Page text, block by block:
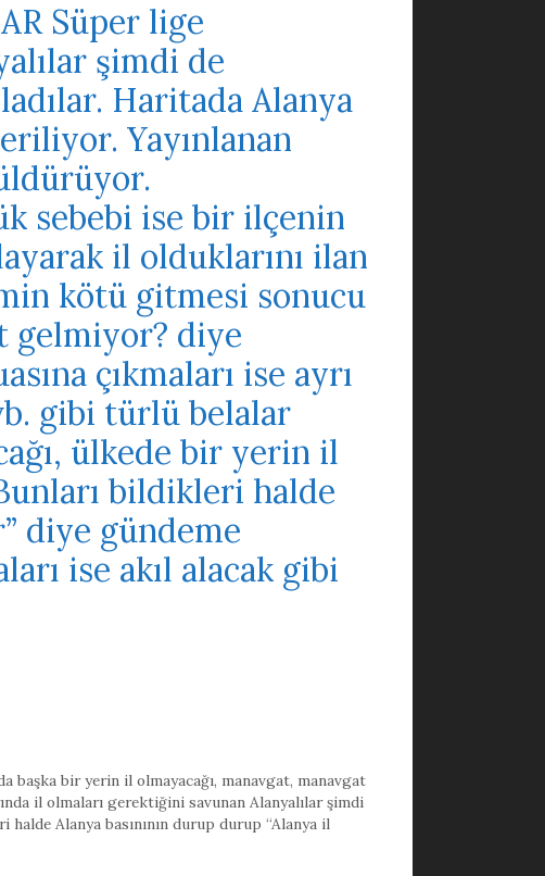
Süper lige
şimdi de
Haritada Alanya
Yayınlanan
sebebi ise bir ilçenin
il olduklarını ilan
kötü gitmesi sonucu
gelmiyor? diye
çıkmaları ise ayrı
gibi türlü belalar
ülkede bir yerin il
bildikleri halde
diye gündeme
ise akıl alacak gibi
başka bir yerin il olmayacağı, manavgat, manavgat
il olmaları gerektiğini savunan Alanyalılar şimdi
Alanya basınının durup durup “Alanya il